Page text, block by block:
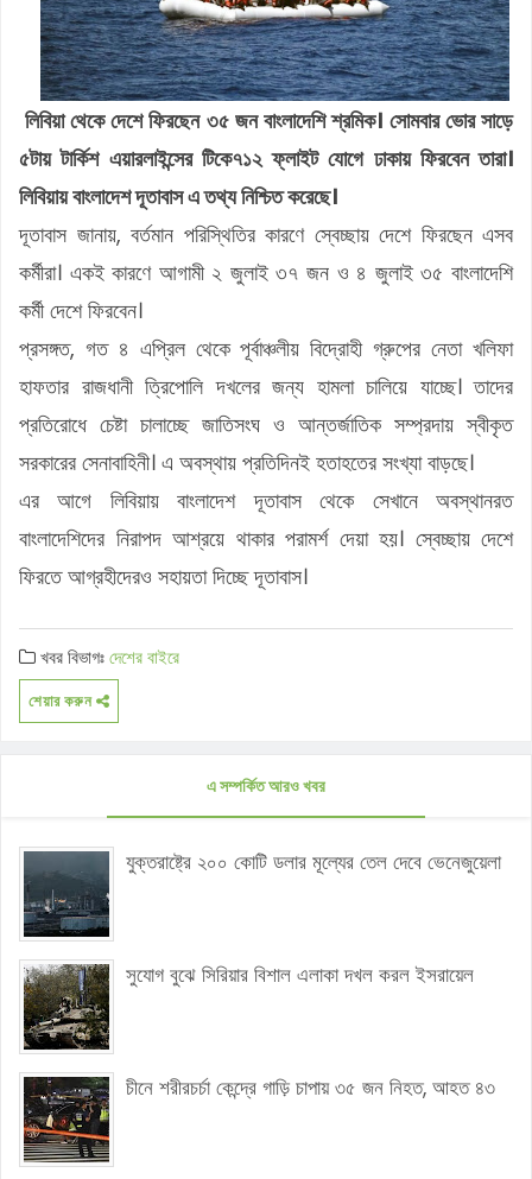
লিবিয়া থেকে দেশে ফিরছেন ৩৫ জন বাংলাদেশি শ্রমিক। সোমবার ভোর সাড়ে
৫টায় টার্কিশ এয়ারলাইন্সের টিকে৭১২ ফ্লাইট যোগে ঢাকায় ফিরবেন তারা।
লিবিয়ায় বাংলাদেশ দূতাবাস এ তথ্য নিশ্চিত করেছে।
দূতাবাস জানায়, বর্তমান পরিস্থিতির কারণে স্বেচ্ছায় দেশে ফিরছেন এসব
কর্মীরা। একই কারণে আগামী ২ জুলাই ৩৭ জন ও ৪ জুলাই ৩৫ বাংলাদেশি
কর্মী দেশে ফিরবেন।
প্রসঙ্গত, গত ৪ এপ্রিল থেকে পূর্বাঞ্চলীয় বিদ্রোহী গ্রুপের নেতা খলিফা
হাফতার রাজধানী ত্রিপোলি দখলের জন্য হামলা চালিয়ে যাচ্ছে। তাদের
প্রতিরোধে চেষ্টা চালাচ্ছে জাতিসংঘ ও আন্তর্জাতিক সম্প্রদায় স্বীকৃত
সরকারের সেনাবাহিনী। এ অবস্থায় প্রতিদিনই হতাহতের সংখ্যা বাড়ছে।
এর আগে লিবিয়ায় বাংলাদেশ দূতাবাস থেকে সেখানে অবস্থানরত
বাংলাদেশিদের নিরাপদ আশ্রয়ে থাকার পরামর্শ দেয়া হয়। স্বেচ্ছায় দেশে
ফিরতে আগ্রহীদেরও সহায়তা দিচ্ছে দূতাবাস।
খবর বিভাগঃদেশের বাইরে
শেয়ার করুন
এ সম্পর্কিত আরও খবর
যুক্তরাষ্ট্রে ২০০ কোটি ডলার মূল্যের তেল দেবে ভেনেজুয়েলা
সুযোগ বুঝে সিরিয়ার বিশাল এলাকা দখল করল ইসরায়েল
চীনে শরীরচর্চা কেন্দ্রে গাড়ি চাপায় ৩৫ জন নিহত, আহত ৪৩